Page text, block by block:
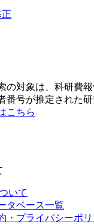
の対象は、科研費報
番号が推定された
こちら
いて
タベース一覧
・プライバシーポ